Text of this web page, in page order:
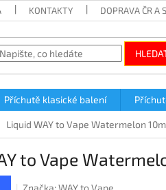
KONTAKTY DOPRAVA ČR A
Příchutě klasické balení
Liquid WAY to Vape Watermelon
to Vape